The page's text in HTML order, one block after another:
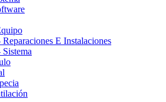
E Instalaciones